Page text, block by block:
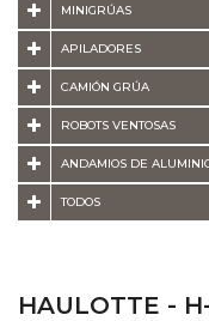
MINIGRÚAS
APILADORES
CAMIÓN GRÚA
ROBOTS VENTOSAS
ANDAMIOS DE
TODOS
HAULOTTE -